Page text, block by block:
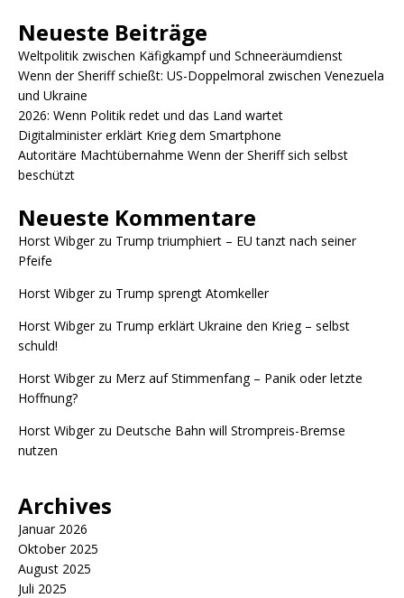
Neueste Beiträge
Weltpolitik zwischen Käfigkampf und Schneeräumdienst
Wenn der Sheriff schießt: US-Doppelmoral zwischen Venezuela
und Ukraine
2026: Wenn Politik redet und das Land wartet
Digitalminister erklärt Krieg dem Smartphone
Autoritäre Machtübernahme Wenn der Sheriff sich selbst
beschützt
Neueste Kommentare
Horst Wibgerzu Trump triumphiert – EU tanzt nach seiner
Pfeife
Horst Wibgerzu Trump sprengt Atomkeller
Horst Wibgerzu Trump erklärt Ukraine den Krieg – selbst
schuld!
Horst Wibgerzu Merz auf Stimmenfang – Panik oder letzte
Hoffnung?
Horst Wibgerzu Deutsche Bahn will Strompreis-Bremse
nutzen
Archives
Januar 2026
Oktober 2025
August 2025
Juli 2025